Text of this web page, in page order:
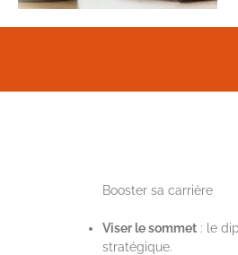
Booster sa carrière
Viser le sommet : le
stratégique.